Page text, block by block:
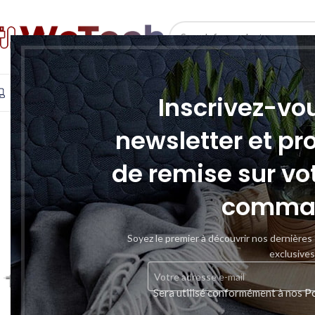
Inscrivez-
newsletter et
de remise sur
Soyez le premier à découvrir nos
exclusives
Sera utilisé conformément à nos
SELECT CATEGORY
INFORMATIQUE TÉLÉPHONIE & TABLETTE STOCKAGE